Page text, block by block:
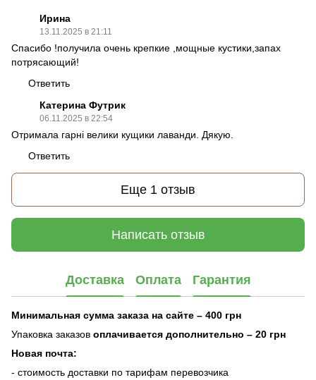
Ирина
13.11.2025 в 21:11
Спасибо !получила очень крепкие ,мощные кустики,запах
потрясающий!
Ответить
Катерина Футрик
06.11.2025 в 22:54
Отримала гарні велики кущики лаванди. Дякую.
Ответить
Еще 1 отзыв
Написать отзыв
Доставка Оплата Гарантия
Минимальная сумма заказа на сайте – 400 грн
Упаковка заказов оплачивается дополнительно – 20 грн
Новая почта:
- стоимость доставки по тарифам перевозчика